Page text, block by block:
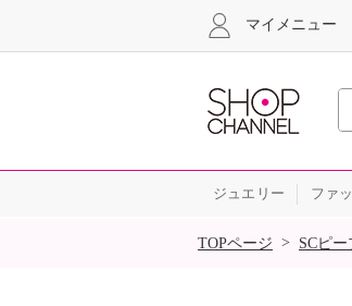
マイメニュー
ジュエリー ファ
SALE
TOPページ > SCピー